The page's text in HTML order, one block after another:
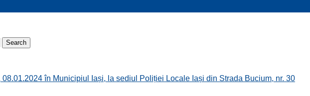
Search
în Municipiul Iași, la sediul Poliției Locale Iași din Strada Bucium, nr. 30